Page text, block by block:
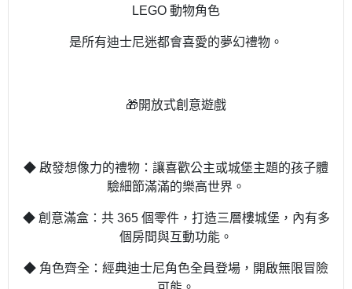
LEGO 動物角色
是所有迪士尼迷都會喜愛的夢幻禮物。
🎁開放式創意遊戲
◆ 啟發想像力的禮物：讓喜歡公主或城堡主題的孩子體
驗細節滿滿的樂高世界。
◆ 創意滿盒：共 365 個零件，打造三層樓城堡，內有多
個房間與互動功能。
◆ 角色齊全：經典迪士尼角色全員登場，開啟無限冒險